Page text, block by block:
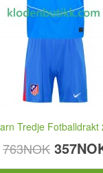
Tredje
763NOK